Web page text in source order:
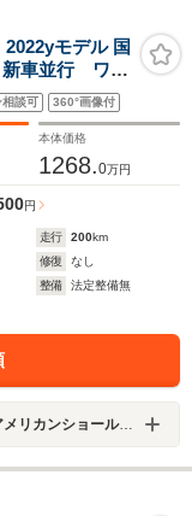
カ
報
シート/ハンド
タ― アダク
LEDヘッド
セントランプ
イ AVM
モデル 国
車並行 ワイ
サウン
サテンブ
相談可 360°画像付
本体価格
1268.0万円
円
走行 200km
修復
なし
整備
法定整備無
カンショールーム